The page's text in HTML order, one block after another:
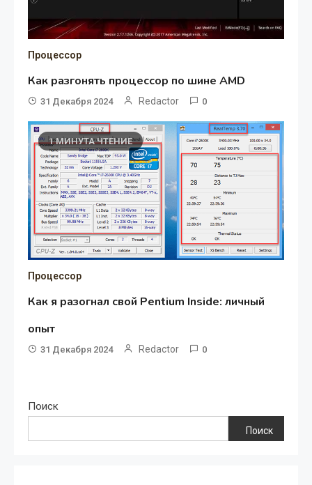
Процессор
Как разгонять процессор по шине AMD
31 Декабря 2024 Redactor 0
1 МИНУТА ЧТЕНИЕ
Процессор
Как я разогнал свой Pentium Inside: личный
опыт
31 Декабря 2024 Redactor 0
Поиск
Поиск